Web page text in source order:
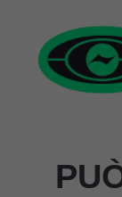
contenuto